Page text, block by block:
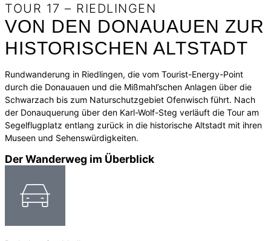
TOUR 17 – RIEDLINGEN
VON DEN DONAUAUEN ZUR
HISTORISCHEN ALTSTADT
Rundwanderung in Riedlingen, die vom Tourist-Energy-Point
durch die Donauauen und die Mißmahl’schen Anlagen über die
Schwarzach bis zum Naturschutzgebiet Ofenwisch führt. Nach
der Donauquerung über den Karl-Wolf-Steg verläuft die Tour am
Segelflugplatz entlang zurück in die historische Altstadt mit ihren
Museen und Sehenswürdigkeiten.
Der Wanderweg im Überblick